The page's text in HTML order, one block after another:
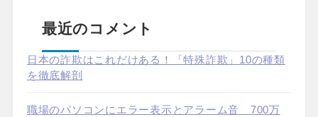
最近のコメント
日本の詐欺はこれだけある！「特殊詐欺」10の種類
を徹底解剖
職場のパソコンにエラー表示とアラーム音 700万